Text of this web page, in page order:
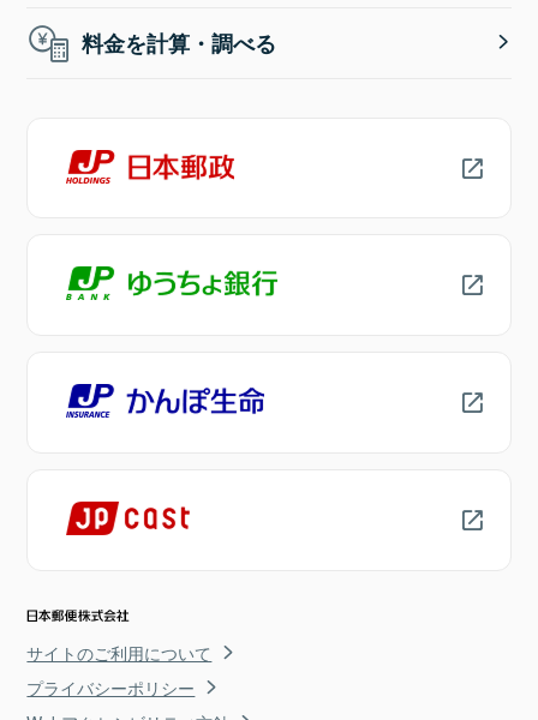
料金を計算・調べる
サイトのご利用について
プライバシーポリシー